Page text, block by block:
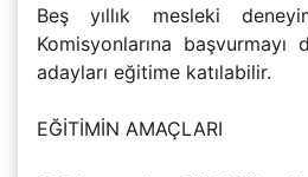
Beş yıllık mesleki
Komisyonlarına
adayları eğitime katılabilir.
EĞİTİMİN AMAÇLARI